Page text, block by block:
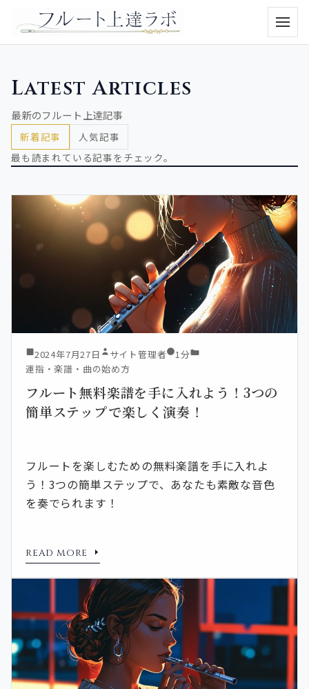
メニ
Latest Articles
最新のフルート上達記事
新着記事
人気記事
最も読まれている記事をチェック。
2024年7月27日 サイト管理者
1分
運指・楽譜・曲の始め方
フルート無料楽譜を手に入れよう！3つの
簡単ステップで楽しく演奏！
フルートを楽しむための無料楽譜を手に入れよ
う！3つの簡単ステップで、あなたも素敵な音色
を奏でられます！
READ MORE